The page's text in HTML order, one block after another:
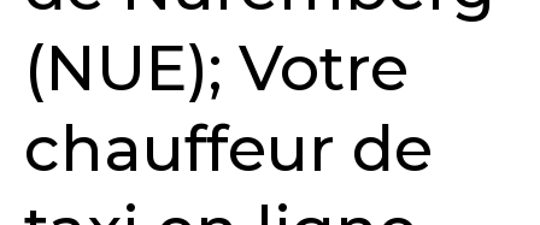
(NUE); Votre
chauffeur de